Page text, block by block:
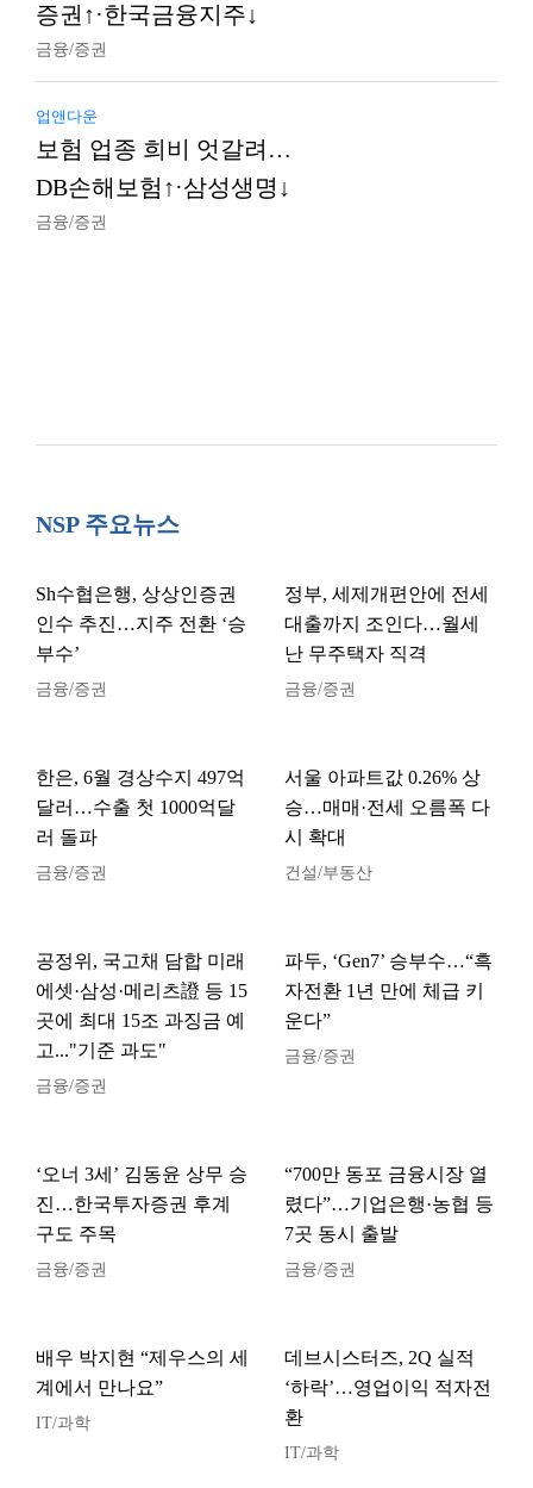
증권↑·한국금융지주↓
금융/증권
업앤다운
보험 업종 희비 엇갈려…
DB손해보험↑·삼성생명↓
금융/증권
NSP 주요뉴스
Sh수협은행, 상상인증권
인수 추진…지주 전환 ‘승
부수’
금융/증권
정부, 세제개편안에 전세
대출까지 조인다…월세
난 무주택자 직격
금융/증권
한은, 6월 경상수지 497억
달러…수출 첫 1000억달
러 돌파
금융/증권
서울 아파트값 0.26% 상
승…매매·전세 오름폭 다
시 확대
건설/부동산
공정위, 국고채 담합 미래
에셋·삼성·메리츠證 등 15
곳에 최대 15조 과징금 예
고..."기준 과도"
금융/증권
파두, ‘Gen7’ 승부수…“흑
자전환 1년 만에 체급 키
운다”
금융/증권
‘오너 3세’ 김동윤 상무 승
진…한국투자증권 후계
구도 주목
금융/증권
“700만 동포 금융시장 열
렸다”…기업은행·농협 등
7곳 동시 출발
금융/증권
배우 박지현 “제우스의 세
계에서 만나요”
IT/과학
데브시스터즈, 2Q 실적
‘하락’…영업이익 적자전
환
IT/과학